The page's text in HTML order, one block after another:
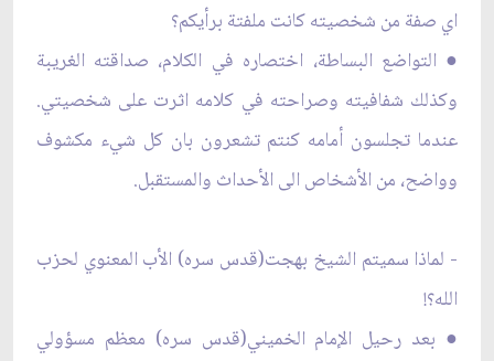
اي صفة من شخصيته كانت ملفتة برأيكم؟
● التواضع البساطة، اختصاره في الكلام، صداقته الغريبة
وكذلك شفافيته وصراحته في كلامه اثرت على شخصيتي.
عندما تجلسون أمامه كنتم تشعرون بان كل شيء مكشوف
وواضح، من الأشخاص الى الأحداث والمستقبل.
- لماذا سميتم الشيخ بهجت(قدس سره) الأب المعنوي لحزب
الله؟!
● بعد رحيل الإمام الخميني(قدس سره) معظم مسؤولي